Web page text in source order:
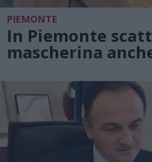
PIEMONTE
In Piemonte
mascherina